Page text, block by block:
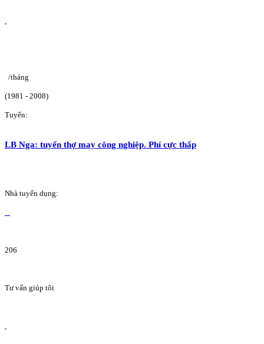
/tháng
(1981 - 2008)
Tuyển:
LB Nga: tuyển thợ may công nghiệp. Phí cực thấp
Nhà tuyển dụng:
206
Tư vấn giúp tôi